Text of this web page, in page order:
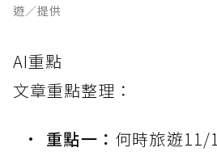
遊／提供
AI重點
文章重點整理：
重點一： 何時旅遊11/